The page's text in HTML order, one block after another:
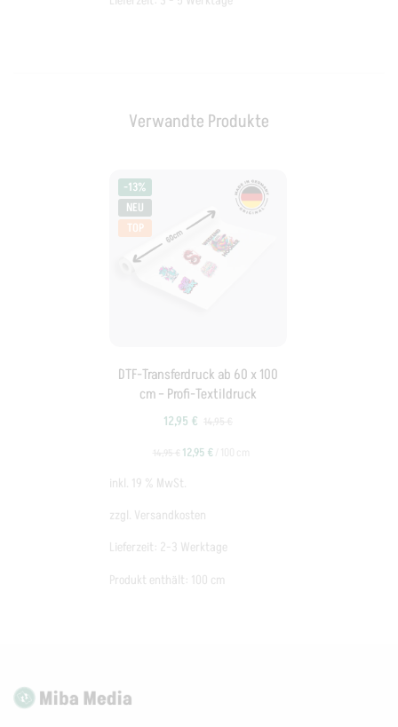
Verwandte Produkte
-13%
NEU
TOP
DTF-Transferdruck ab 60 x 100
cm – Profi-Textildruck
12,95 €
12,95 €/
inkl. 19 % MwSt.
zzgl. Versandkosten
Lieferzeit: 2-3 Werktage
Produkt enthält: 100 cm